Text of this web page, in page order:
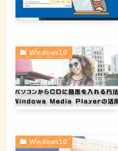
Windows10
Windows10